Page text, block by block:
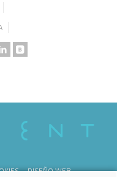
DISEÑO WEB